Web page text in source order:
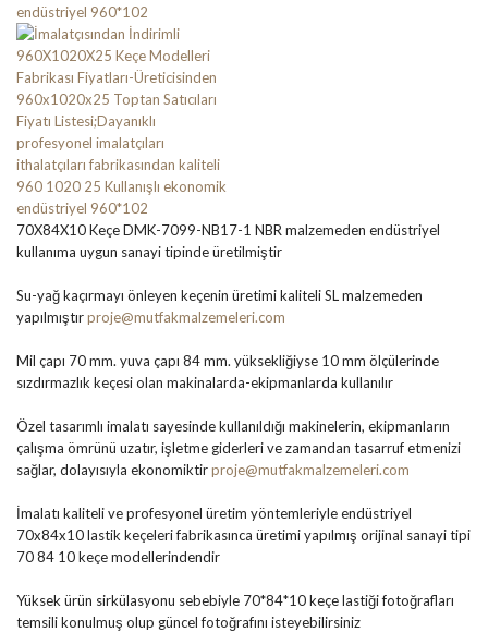
70X84X10 Keçe DMK-7099-NB17-1 NBR malzemeden endüstriyel
kullanıma uygun sanayi tipinde üretilmiştir
Su-yağ kaçırmayı önleyen keçenin üretimi kaliteli SL malzemeden
yapılmıştırproje@mutfakmalzemeleri.com
Mil çapı 70 mm. yuva çapı 84 mm. yüksekliğiyse 10 mm ölçülerinde
sızdırmazlık keçesi olan makinalarda-ekipmanlarda kullanılır
Özel tasarımlı imalatı sayesinde kullanıldığı makinelerin, ekipmanların
çalışma ömrünü uzatır, işletme giderleri ve zamandan tasarruf etmenizi
sağlar, dolayısıyla ekonomiktirproje@mutfakmalzemeleri.com
İmalatı kaliteli ve profesyonel üretim yöntemleriyle endüstriyel
70x84x10 lastik keçeleri fabrikasınca üretimi yapılmış orijinal sanayi tipi
70 84 10 keçe modellerindendir
Yüksek ürün sirkülasyonu sebebiyle 70*84*10 keçe lastiği fotoğrafları
temsili konulmuş olup güncel fotoğrafını isteyebilirsiniz